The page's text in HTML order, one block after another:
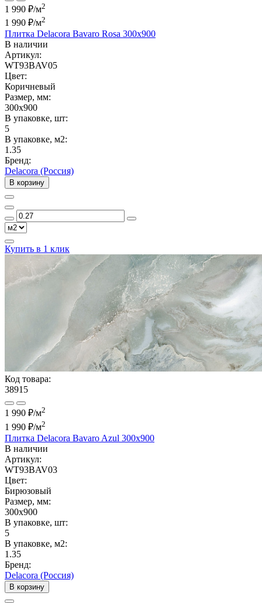
1 990 ₽/м2
1 990 ₽/м2
Плитка Delacora Bavaro Rosa 300x900
В наличии
Артикул:
WT93BAV05
Цвет:
Коричневый
Размер, мм:
300x900
В упаковке, шт:
5
В упаковке, м2:
1.35
Бренд:
Delacora (Россия)
В корзину
Купить в 1 клик
Код товара:
38915
1 990 ₽/м2
1 990 ₽/м2
Плитка Delacora Bavaro Azul 300x900
В наличии
Артикул:
WT93BAV03
Цвет:
Бирюзовый
Размер, мм:
300x900
В упаковке, шт:
5
В упаковке, м2:
1.35
Бренд:
Delacora (Россия)
В корзину